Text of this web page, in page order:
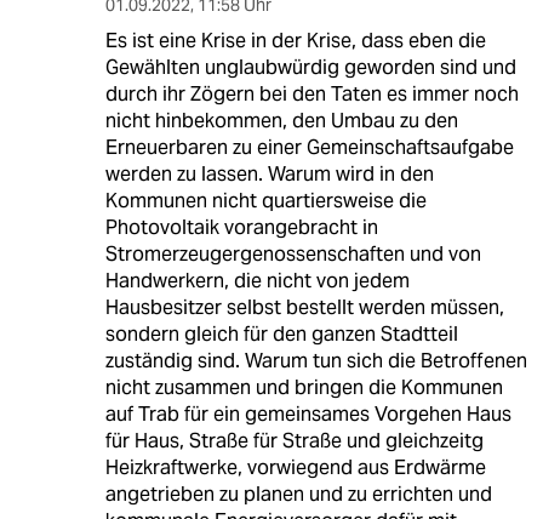
01.09.2022, 11:58 Uhr
Es ist eine Krise in der Krise, dass eben die
Gewählten unglaubwürdig geworden sind und
durch ihr Zögern bei den Taten es immer noch
nicht hinbekommen, den Umbau zu den
Erneuerbaren zu einer Gemeinschaftsaufgabe
werden zu lassen. Warum wird in den
Kommunen nicht quartiersweise die
Photovoltaik vorangebracht in
Stromerzeugergenossenschaften und von
Handwerkern, die nicht von jedem
Hausbesitzer selbst bestellt werden müssen,
sondern gleich für den ganzen Stadtteil
zuständig sind. Warum tun sich die Betroffenen
nicht zusammen und bringen die Kommunen
auf Trab für ein gemeinsames Vorgehen Haus
für Haus, Straße für Straße und gleichzeitg
Heizkraftwerke, vorwiegend aus Erdwärme
angetrieben zu planen und zu errichten und